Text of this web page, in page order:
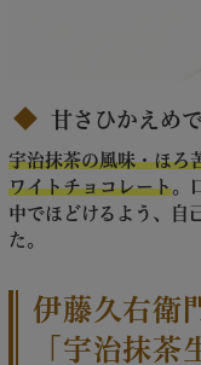
甘さひかえめ
宇治抹茶の風味・ほろ
ワイトチョコレート。
中でほどけるよう、自
た。
伊藤久右衛
「宇治抹茶